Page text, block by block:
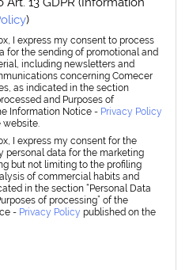
)
I express my consent to process
for the sending of promotional and
including newsletters and
concerning Comecer
as indicated in the section
and Purposes of
Information Notice - Privacy Policy
website.
I express my consent for the
personal data for the marketing
but not limiting to the profiling
of commercial habits and
in the section “Personal Data
of processing” of the
- Privacy Policy published on the